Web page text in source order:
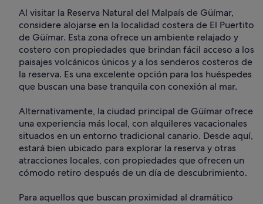
Al visitar la Reserva Natural del Malpaís de Güímar,
considere alojarse en la localidad costera de El Puertito
de Güímar. Esta zona ofrece un ambiente relajado y
costero con propiedades que brindan fácil acceso a los
paisajes volcánicos únicos y a los senderos costeros de
la reserva. Es una excelente opción para los huéspedes
que buscan una base tranquila con conexión al mar.
Alternativamente, la ciudad principal de Güímar ofrece
una experiencia más local, con alquileres vacacionales
situados en un entorno tradicional canario. Desde aquí,
estará bien ubicado para explorar la reserva y otras
atracciones locales, con propiedades que ofrecen un
cómodo retiro después de un día de descubrimiento.
Para aquellos que buscan proximidad al dramático